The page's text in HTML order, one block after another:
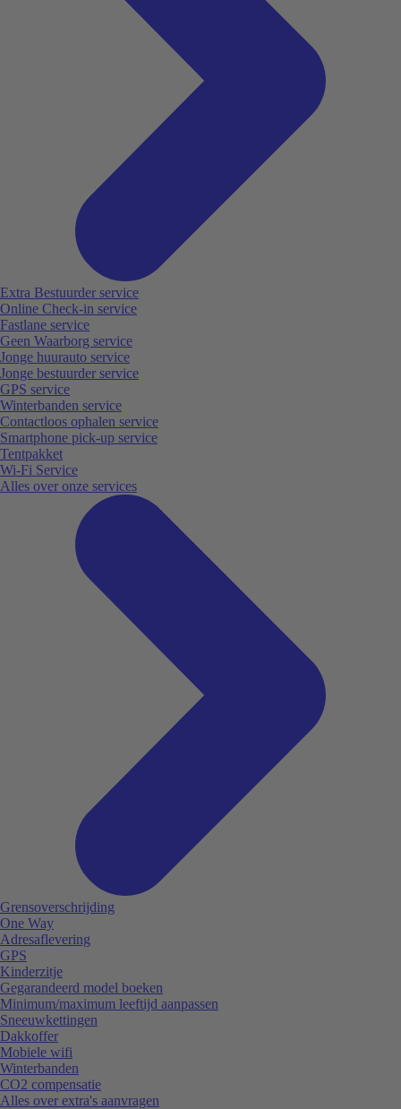
Extra Bestuurder service
Online Check-in service
Fastlane service
Geen Waarborg service
Jonge huurauto service
Jonge bestuurder service
GPS service
Winterbanden service
Contactloos ophalen service
Smartphone pick-up service
Tentpakket
Wi-Fi Service
Alles over onze services
Grensoverschrijding
One Way
Adresaflevering
GPS
Kinderzitje
Gegarandeerd model boeken
Minimum/maximum leeftijd aanpassen
Sneeuwkettingen
Dakkoffer
Mobiele wifi
Winterbanden
CO2 compensatie
Alles over extra's aanvragen